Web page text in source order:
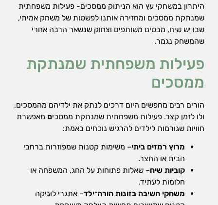
היתרון במשחקי עץ הוא הניתוק ממסכים- פעילות משפחתית
שמנתקת ממסכים ומחזירה אותנו לפשטות של משחק אמיתי,
שבו יש שיח, מבטים משותפים וצחוק שנשאר הרבה אחרי
שהמשחק נגמר.
פעילות משפחתית שמנתקת
ממסכים
הורים רבים מחפשים היום דרכים לנתק את ילדיהם מהמסכים,
ולו לזמן קצר. פעילות משפחתית שמנתקת ממסכים מאפשרת
חוויות שגורמות לילדים להרגיש נוכחים באמת:
מרוץ רמזים ביתי– משימות קטנות שמפוזרות ברחבי
הבית או החצר.
קוביות שיח– שאלות פתוחות על החג, המשפחה או
חלומות לעתיד.
משחקי חשיבה בזוגות הורה־ילד– אתגרי לוגיקה